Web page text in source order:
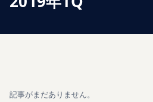
記事がまだありません。